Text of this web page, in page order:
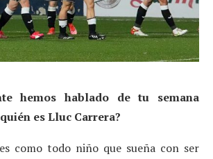
hemos hablado de tu semana
es Lluc Carrera?
como todo niño que sueña con ser